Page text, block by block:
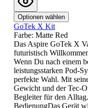
Optionen wählen
GoTek X Kit
Farbe: Matte Red
Das Aspire GoTek X
futuristisch
Wenn Du nach einem
leistungsstarken Pod-
perfekte Wahl. Mit
Gewicht und der Tec-
Begleiter für den
BedienungDas Gerät